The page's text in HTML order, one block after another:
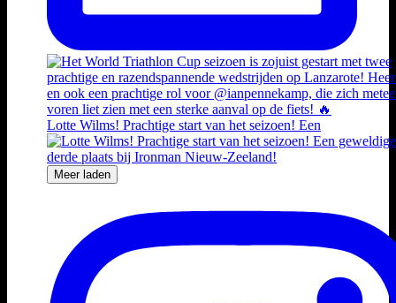
Lotte Wilms! Prachtige start van het seizoen! Een
Meer laden